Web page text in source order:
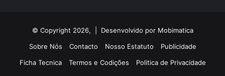
© Copyright 2026, | Desenvolvido por Mobimatica
Sobre Nós
Contacto Nosso Estatuto
Publicidade
Ficha Tecnica
Termos e Codições Politica de Privacidade